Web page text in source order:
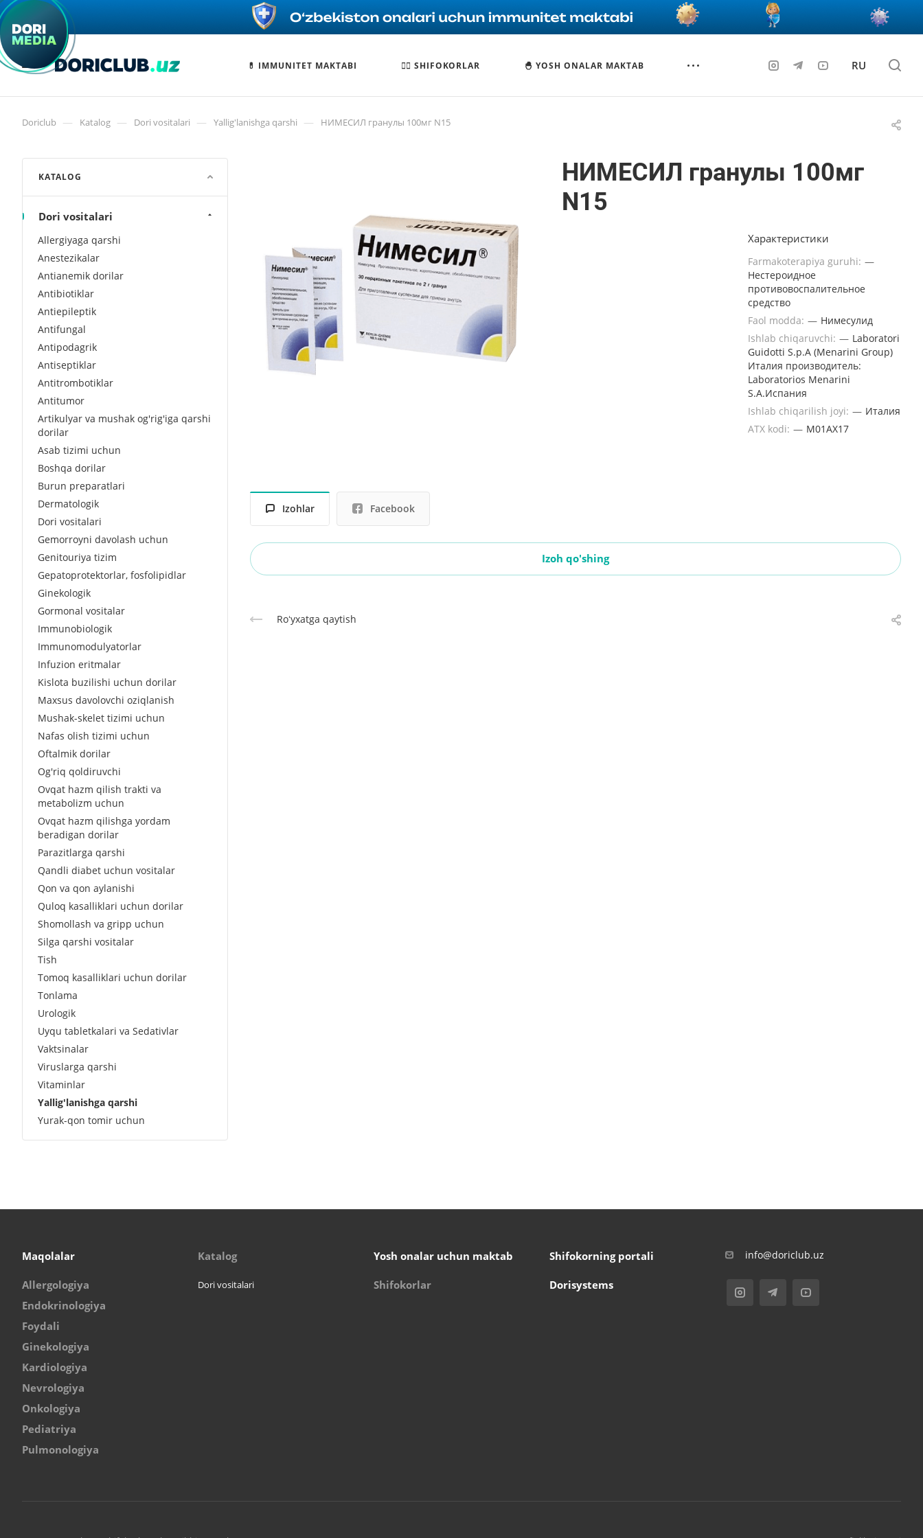
💊 IMMUNITET MAKTABI 🧑‍⚕️ SHIFOKORLAR 🐣 YOSH ONALAR MAKTAB RU
Doriclub — Katalog — Dori vositalari — Yallig'lanishga qarshi — НИМЕСИЛ гранулы 100мг N15
НИМЕСИЛ гранулы 100мг
N15
Характеристики
Farmakoterapiya guruhi: —
Нестероидное
противовоспалительное
средство
Faol modda: — Нимесулид
Ishlab chiqaruvchi: — Laboratori
Guidotti S.p.A (Menarini Group)
Италия производитель:
Laboratorios Menarini
S.A.Испания
Ishlab chiqarilish joyi: — Италия
ATX kodi: — M01AX17
Izohlar Facebook
Izoh qo'shing
Roʻyxatga qaytish
KATALOG
Dori vositalari
Allergiyaga qarshi
Anestezikalar
Antianemik dorilar
Antibiotiklar
Antiepileptik
Antifungal
Antipodagrik
Antiseptiklar
Antitrombotiklar
Antitumor
Artikulyar va mushak og'rig'iga qarshi
dorilar
Asab tizimi uchun
Boshqa dorilar
Burun preparatlari
Dermatologik
Dori vositalari
Gemorroyni davolash uchun
Genitouriya tizim
Gepatoprotektorlar, fosfolipidlar
Ginekologik
Gormonal vositalar
Immunobiologik
Immunomodulyatorlar
Infuzion eritmalar
Kislota buzilishi uchun dorilar
Maxsus davolovchi oziqlanish
Mushak-skelet tizimi uchun
Nafas olish tizimi uchun
Oftalmik dorilar
Og'riq qoldiruvchi
Ovqat hazm qilish trakti va
metabolizm uchun
Ovqat hazm qilishga yordam
beradigan dorilar
Parazitlarga qarshi
Qandli diabet uchun vositalar
Qon va qon aylanishi
Quloq kasalliklari uchun dorilar
Shomollash va gripp uchun
Silga qarshi vositalar
Tish
Tomoq kasalliklari uchun dorilar
Tonlama
Urologik
Uyqu tabletkalari va Sedativlar
Vaktsinalar
Viruslarga qarshi
Vitaminlar
Yallig'lanishga qarshi
Yurak-qon tomir uchun
Maqolalar
Allergologiya
Endokrinologiya
Foydali
Ginekologiya
Kardiologiya
Nevrologiya
Onkologiya
Pediatriya
Pulmonologiya
Katalog
Dori vositalari
Yosh onalar uchun maktab
Shifokorlar
Shifokorning portali
Dorisystems
info@doriclub.uz